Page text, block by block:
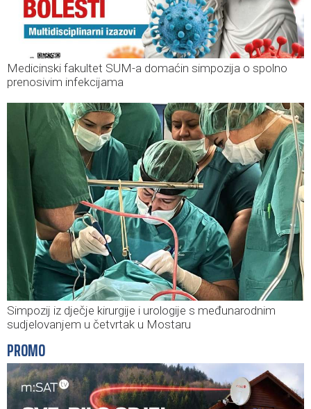
Medicinski fakultet SUM-a domaćin simpozija o spolno
prenosivim infekcijama
Simpozij iz dječje kirurgije i urologije s međunarodnim
sudjelovanjem u četvrtak u Mostaru
PROMO